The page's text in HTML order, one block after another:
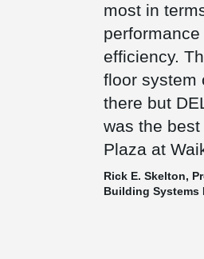
most in
efficiency.
floor system
there but
was the
Plaza at
Rick E. Skelton,
Building Systems